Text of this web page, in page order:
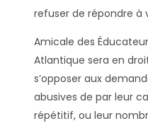
refuser de répondre à
Amicale des
Atlantique sera en
s’opposer aux
abusives de par leur
répétitif, ou leur